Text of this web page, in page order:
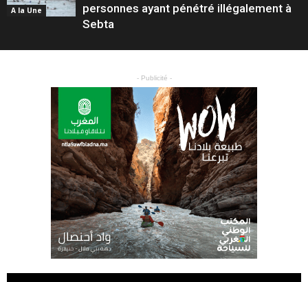
A la Une
personnes ayant pénétré illégalement à
Sebta
- Publicité -